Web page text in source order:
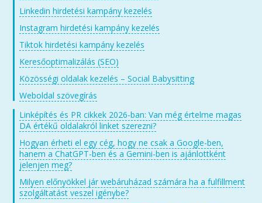
Linkedin hirdetési kampány kezelés
Instagram hirdetési kampány kezelés
Tiktok hirdetési kampány kezelés
Keresőoptimalizálás (SEO)
Közösségi oldalak kezelés – Social Babysitting
Weboldal szövegírás
Linképítés és PR cikkek 2026-ban: Van még értelme magas
DA értékű oldalakról linket szerezni?
Hogyan érheti el egy cég, hogy ne csak a Google-ben,
hanem a ChatGPT-ben és a Gemini-ben is ajánlottként
jelenjen meg?
Milyen előnyökkel jár webáruházad számára ha a fulfillment
szolgáltatást veszel igénybe?